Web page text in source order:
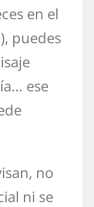
en el
puedes
ese
no
ni se